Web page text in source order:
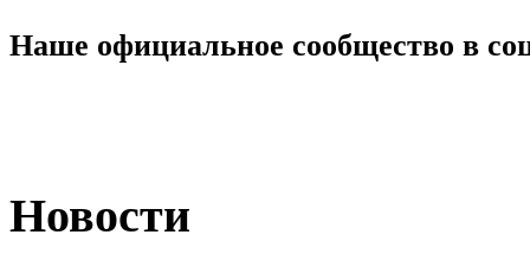
Наше официальное сообщество в
Новости